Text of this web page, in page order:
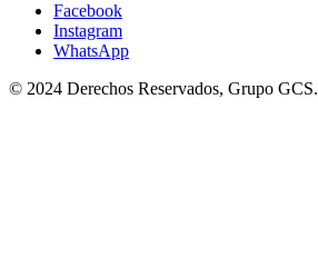
Facebook
Instagram
WhatsApp
© 2024 Derechos Reservados, Grupo GCS.